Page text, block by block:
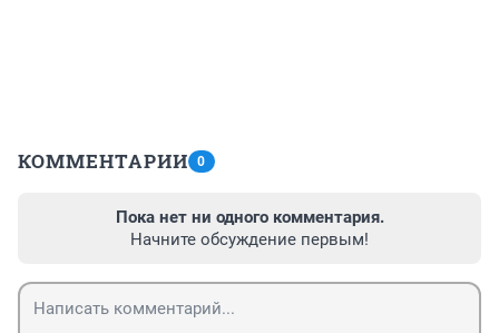
КОММЕНТАРИИ 0
Пока нет ни одного комментария.
Начните обсуждение первым!